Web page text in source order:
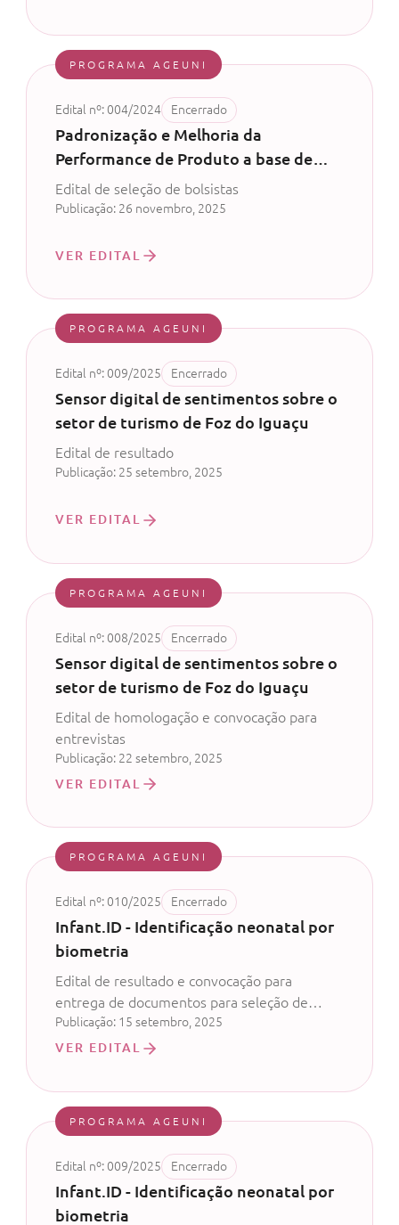
PROGRAMA AGEUNI
Edital nº: 004/2024 Encerrado
Padronização e Melhoria da
Performance de Produto a base de
Bacillus subitilis - Ageuni – CV 51/2024
Edital de seleção de bolsistas
Publicação: 26 novembro, 2025
VER EDITAL
PROGRAMA AGEUNI
Edital nº: 009/2025 Encerrado
Sensor digital de sentimentos sobre o
setor de turismo de Foz do Iguaçu
Edital de resultado
Publicação: 25 setembro, 2025
VER EDITAL
PROGRAMA AGEUNI
Edital nº: 008/2025 Encerrado
Sensor digital de sentimentos sobre o
setor de turismo de Foz do Iguaçu
Edital de homologação e convocação para
entrevistas
Publicação: 22 setembro, 2025
VER EDITAL
PROGRAMA AGEUNI
Edital nº: 010/2025 Encerrado
Infant.ID - Identificação neonatal por
biometria
Edital de resultado e convocação para
entrega de documentos para seleção de
bolsistas
Publicação: 15 setembro, 2025
VER EDITAL
PROGRAMA AGEUNI
Edital nº: 009/2025 Encerrado
Infant.ID - Identificação neonatal por
biometria